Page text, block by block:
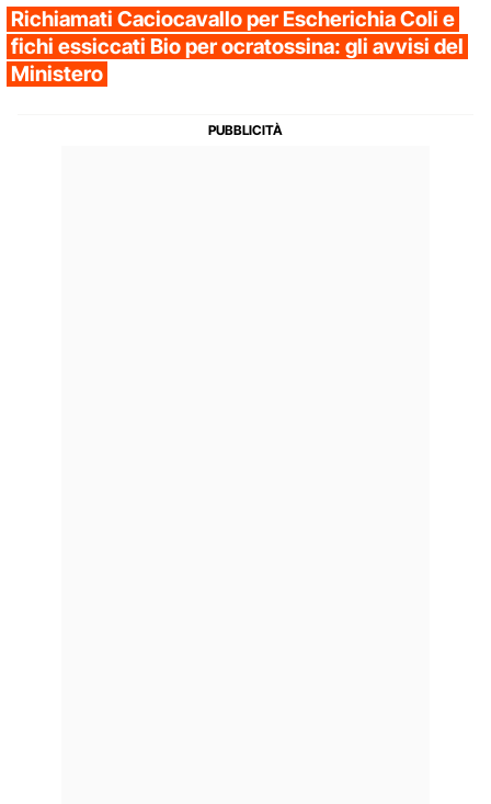
Richiamati Caciocavallo per Escherichia Coli e
fichi essiccati Bio per ocratossina: gli avvisi del
Ministero